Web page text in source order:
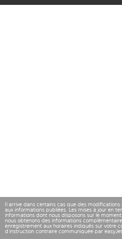
Il arrive dans certains cas que des
aux informations publiées. Les mises à jour en
informations dont nous disposons sur le
nous obtenons des informations
enregistrement aux horaires indiqués sur votre
d’instruction contraire communiquée par